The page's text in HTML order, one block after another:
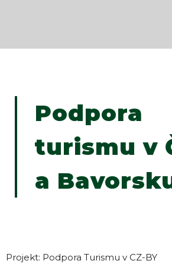
Podpora
turismu v
a
Projekt: Podpora Turismu v CZ-BY